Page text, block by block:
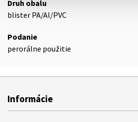
Druh obalu
blister PA/Al/PVC
Podanie
perorálne použitie
Informácie